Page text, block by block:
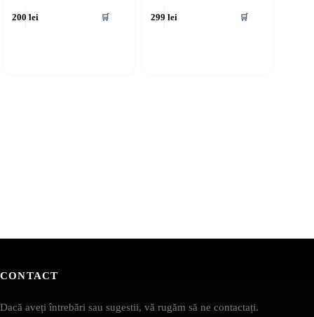
200lei 🛒 299lei 🛒
CONTACT
Dacă aveți întrebări sau sugestii, vă rugăm să ne contactați.